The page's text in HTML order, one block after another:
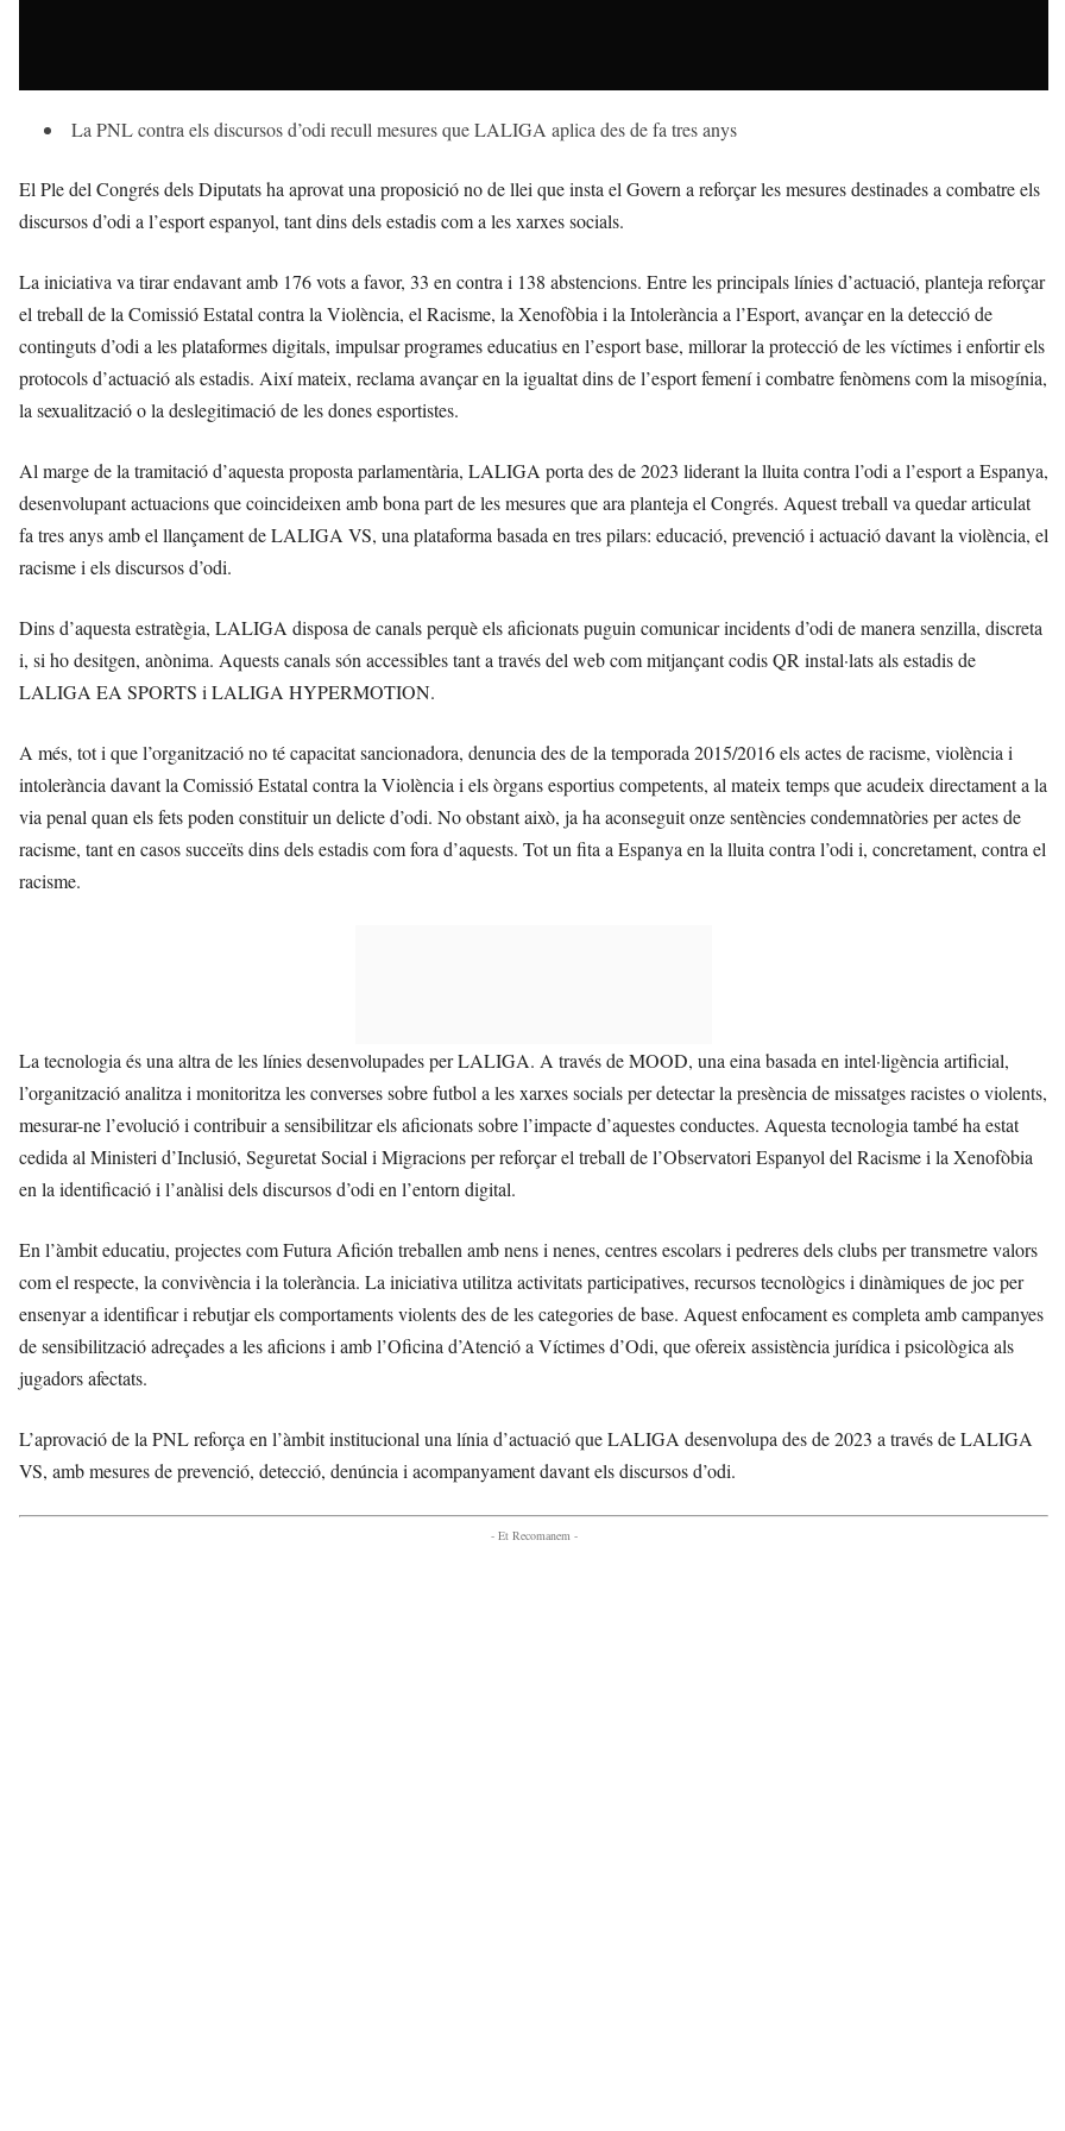
La PNL contra els discursos d’odi recull mesures que LALIGA aplica des de fa tres anys
El Ple del Congrés dels Diputats ha aprovat una proposició no de llei que insta el Govern a reforçar les mesures destinades a combatre els
discursos d’odi a l’esport espanyol, tant dins dels estadis com a les xarxes socials.
La iniciativa va tirar endavant amb 176 vots a favor, 33 en contra i 138 abstencions. Entre les principals línies d’actuació, planteja reforçar
el treball de la Comissió Estatal contra la Violència, el Racisme, la Xenofòbia i la Intolerància a l’Esport, avançar en la detecció de
continguts d’odi a les plataformes digitals, impulsar programes educatius en l’esport base, millorar la protecció de les víctimes i enfortir els
protocols d’actuació als estadis. Així mateix, reclama avançar en la igualtat dins de l’esport femení i combatre fenòmens com la misogínia,
la sexualització o la deslegitimació de les dones esportistes.
Al marge de la tramitació d’aquesta proposta parlamentària, LALIGA porta des de 2023 liderant la lluita contra l’odi a l’esport a Espanya,
desenvolupant actuacions que coincideixen amb bona part de les mesures que ara planteja el Congrés. Aquest treball va quedar articulat
fa tres anys amb el llançament de LALIGA VS, una plataforma basada en tres pilars: educació, prevenció i actuació davant la violència, el
racisme i els discursos d’odi.
Dins d’aquesta estratègia, LALIGA disposa de canals perquè els aficionats puguin comunicar incidents d’odi de manera senzilla, discreta
i, si ho desitgen, anònima. Aquests canals són accessibles tant a través del web com mitjançant codis QR instal·lats als estadis de
LALIGA EA SPORTS i LALIGA HYPERMOTION.
A més, tot i que l’organització no té capacitat sancionadora, denuncia des de la temporada 2015/2016 els actes de racisme, violència i
intolerància davant la Comissió Estatal contra la Violència i els òrgans esportius competents, al mateix temps que acudeix directament a la
via penal quan els fets poden constituir un delicte d’odi. No obstant això, ja ha aconseguit onze sentències condemnatòries per actes de
racisme, tant en casos succeïts dins dels estadis com fora d’aquests. Tot un fita a Espanya en la lluita contra l’odi i, concretament, contra el
racisme.
La tecnologia és una altra de les línies desenvolupades per LALIGA. A través de MOOD, una eina basada en intel·ligència artificial,
l’organització analitza i monitoritza les converses sobre futbol a les xarxes socials per detectar la presència de missatges racistes o violents,
mesurar-ne l’evolució i contribuir a sensibilitzar els aficionats sobre l’impacte d’aquestes conductes. Aquesta tecnologia també ha estat
cedida al Ministeri d’Inclusió, Seguretat Social i Migracions per reforçar el treball de l’Observatori Espanyol del Racisme i la Xenofòbia
en la identificació i l’anàlisi dels discursos d’odi en l’entorn digital.
En l’àmbit educatiu, projectes com Futura Afición treballen amb nens i nenes, centres escolars i pedreres dels clubs per transmetre valors
com el respecte, la convivència i la tolerància. La iniciativa utilitza activitats participatives, recursos tecnològics i dinàmiques de joc per
ensenyar a identificar i rebutjar els comportaments violents des de les categories de base. Aquest enfocament es completa amb campanyes
de sensibilització adreçades a les aficions i amb l’Oficina d’Atenció a Víctimes d’Odi, que ofereix assistència jurídica i psicològica als
jugadors afectats.
L’aprovació de la PNL reforça en l’àmbit institucional una línia d’actuació que LALIGA desenvolupa des de 2023 a través de LALIGA
VS, amb mesures de prevenció, detecció, denúncia i acompanyament davant els discursos d’odi.
- Et Recomanem -